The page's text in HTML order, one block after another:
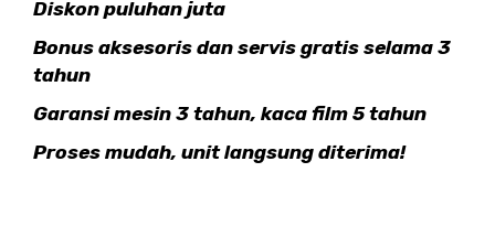
Diskon puluhan juta
Bonus aksesoris dan servis gratis selama 3
tahun
Garansi mesin 3 tahun, kaca film 5 tahun
Proses mudah, unit langsung diterima!